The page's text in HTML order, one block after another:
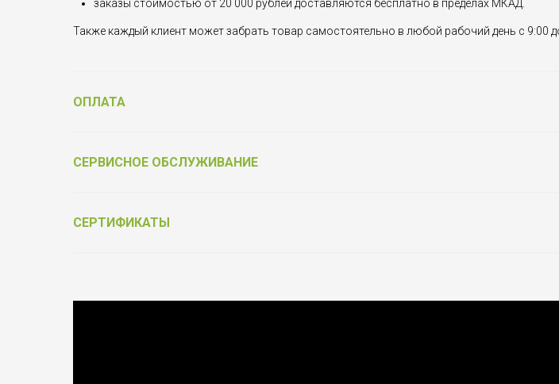
заказы стоимостью от 20 000 рублей доставляются бесплатно в пределах МКАД.
Также каждый клиент может забрать товар самостоятельно в любой рабочий день с 9:00
ОПЛАТА
СЕРВИСНОЕ ОБСЛУЖИВАНИЕ
СЕРТИФИКАТЫ